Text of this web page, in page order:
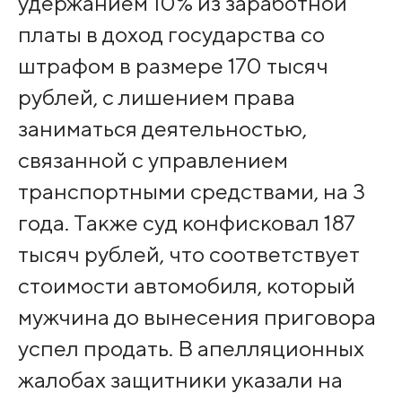
платы в доход государства со
штрафом в размере 170 тысяч
рублей, с лишением права
заниматься деятельностью,
связанной с управлением
транспортными средствами, на 3
года. Также суд конфисковал 187
тысяч рублей, что соответствует
стоимости автомобиля, который
мужчина до вынесения приговора
успел продать. В апелляционных
жалобах защитники указали на